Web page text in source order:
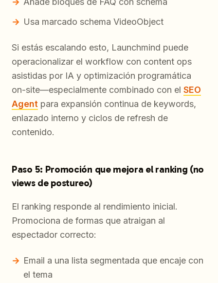
Usa marcado schema VideoObject
Si estás escalando esto, Launchmind puede
operacionalizar el workflow con content ops
asistidas por IA y optimización programática
on-site—especialmente combinado con el SEO
Agent para expansión continua de keywords,
enlazado interno y ciclos de refresh de
contenido.
Paso 5: Promoción que mejora el ranking (no
views de postureo)
El ranking responde al rendimiento inicial.
Promociona de formas que atraigan al
espectador correcto:
Email a una lista segmentada que encaje con
el tema